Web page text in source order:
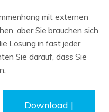
mit externen
aber Sie brauchen sich
Lösung in fast jeder
Sie darauf, dass Sie
Download |